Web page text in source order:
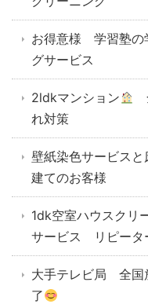
お得意様 学習塾の
グサービス
2ldkマンション
れ対策
壁紙染色サービス
建てのお客様
1dk空室ハウスクリ
サービス リピータ
大手テレビ局 全国
了